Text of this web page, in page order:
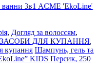
, Догляд за волоссям,
ДЛЯ КУПАННЯ,
купання Шампунь, гель та
KIDS Персик, 250